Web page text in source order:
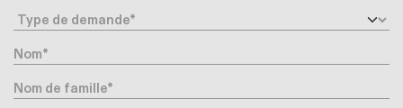
Type de demande
Nom
Nom de famille